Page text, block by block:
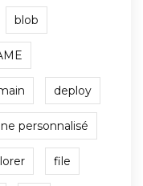
blob
deploy
personnalisé
file